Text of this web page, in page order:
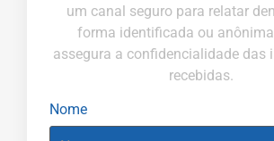
um canal seguro para relatar
forma identificada ou
assegura a confidencialidade das
recebidas.
Nome